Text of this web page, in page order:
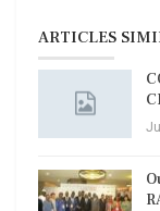
ARTICLES